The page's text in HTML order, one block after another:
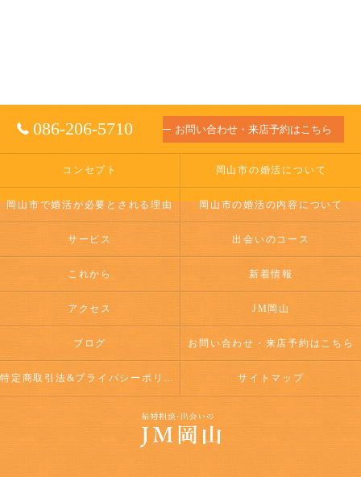
086-206-5710 お問い合わせ・来店予約はこちら
コンセプト 岡山市の婚活について
岡山市で婚活が必要とされる理由 岡山市の婚活の内容について
サービス 出会いのコース
これから 新着情報
アクセス JM岡山
ブログ お問い合わせ・来店予約はこちら
特定商取引法&プライバシーポリシー サイトマップ